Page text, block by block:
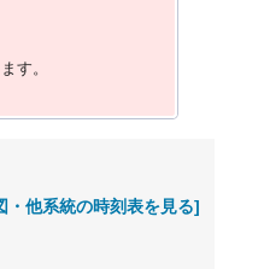
す。
・他系統の時刻表を見る]